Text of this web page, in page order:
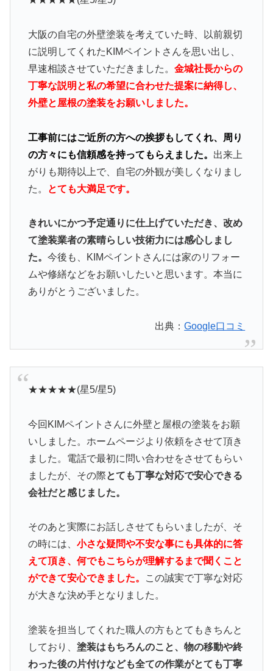
大阪の自宅の外壁塗装を考えていた時、以前親切
に説明してくれたKIMペイントさんを思い出し、
早速相談させていただきました。 金城社長からの
丁寧な説明と私の希望に合わせた提案に納得し、
外壁と屋根の塗装をお願いしました。
工事前にはご近所の方への挨拶もしてくれ、周り
の方々にも信頼感を持ってもらえました。 出来上
がりも期待以上で、自宅の外観が美しくなりまし
た。
とても大満足です。
きれいにかつ予定通りに仕上げていただき、改め
て塗装業者の素晴らしい技術力には感心しまし
た。 今後も、KIMペイントさんには家のリフォー
ムや修繕などをお願いしたいと思います。本当に
ありがとうございました。
出典：Google口コミ
★★★★★(星5/星5)
今回KIMペイントさんに外壁と屋根の塗装をお願
いしました。ホームページより依頼をさせて頂き
ました。電話で最初に問い合わせをさせてもらい
ましたが、その際とても丁寧な対応で安心できる
会社だと感じました。
そのあと実際にお話しさせてもらいましたが、そ
の時には、 小さな疑問や不安な事にも具体的に答
えて頂き、何でもこちらが理解するまで聞くこと
ができて安心できました。
この誠実で丁寧な対応
が大きな決め手となりました。
塗装を担当してくれた職人の方もとてもきちんと
しており、 塗装はもちろんのこと、物の移動や終
わった後の片付けなども全ての作業がとても丁寧